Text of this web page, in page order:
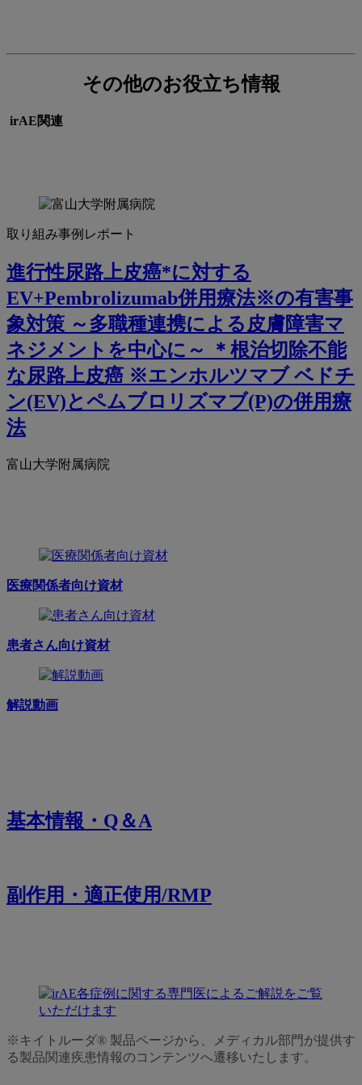
その他のお役立ち情報
irAE関連
取り組み事例レポート
進行性尿路上皮癌*に対する
EV+Pembrolizumab併用療法※の有害事
象対策 ～多職種連携による皮膚障害マ
ネジメントを中心に～ ＊根治切除不能
な尿路上皮癌 ※エンホルツマブ ベドチ
ン(EV)とペムブロリズマブ(P)の併用療
法
富山大学附属病院
医療関係者向け資材
患者さん向け資材
解説動画
基本情報・Q＆A
副作用・適正使用/RMP
※キイトルーダ® 製品ページから、メディカル部門が提供す
る製品関連疾患情報のコンテンツへ遷移いたします。